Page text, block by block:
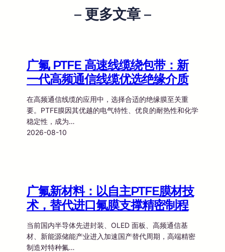
– 更多文章 –
广氟 PTFE 高速线缆绕包带：新
一代高频通信线缆优选绝缘介质
在高频通信线缆的应用中，选择合适的绝缘膜至关重
要。PTFE膜因其优越的电气特性、优良的耐热性和化学
稳定性，成为…
2026-08-10
广氟新材料：以自主PTFE膜材技
术，替代进口氟膜支撑精密制程
当前国内半导体先进封装、OLED 面板、高频通信基
材、新能源储能产业进入加速国产替代周期，高端精密
制造对特种氟…